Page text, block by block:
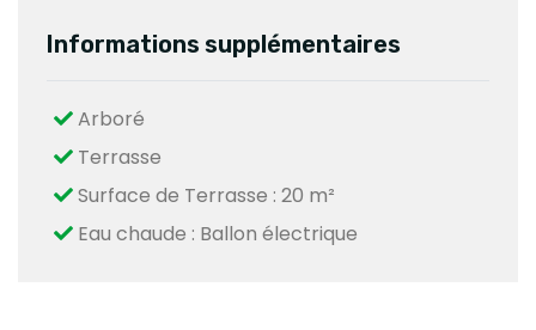
Informations supplémentaires
Arboré
Terrasse
Surface de Terrasse : 20 m²
Eau chaude : Ballon électrique